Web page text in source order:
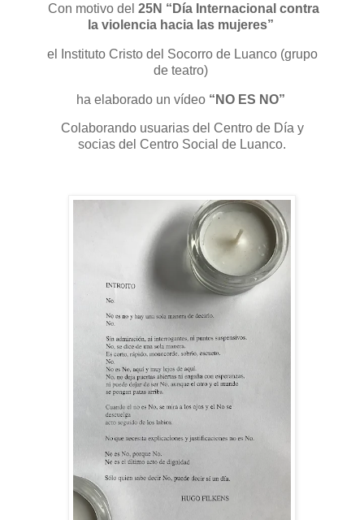
Con motivo del 25N “Día Internacional contra
la violencia hacia las mujeres”
el Instituto Cristo del Socorro de Luanco (grupo
de teatro)
ha elaborado un vídeo “NO ES NO”
Colaborando usuarias del Centro de Día y
socias del Centro Social de Luanco.